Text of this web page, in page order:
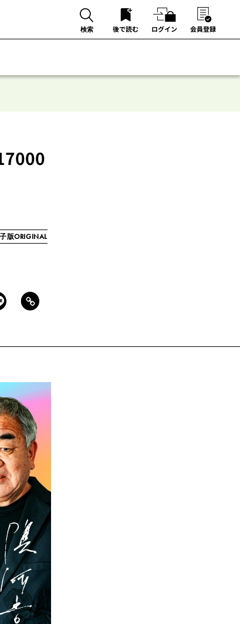
検索 後で読む ログイン 会員登録
版ORIGINAL